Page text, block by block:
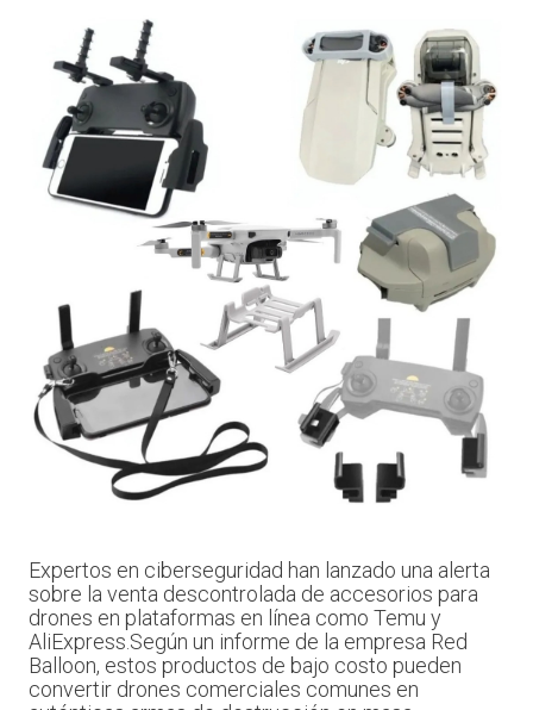
Expertos en ciberseguridad han lanzado una alerta
sobre la venta descontrolada de accesorios para
drones en plataformas en línea como Temu y
AliExpress.Según un informe de la empresa Red
Balloon, estos productos de bajo costo pueden
convertir drones comerciales comunes en